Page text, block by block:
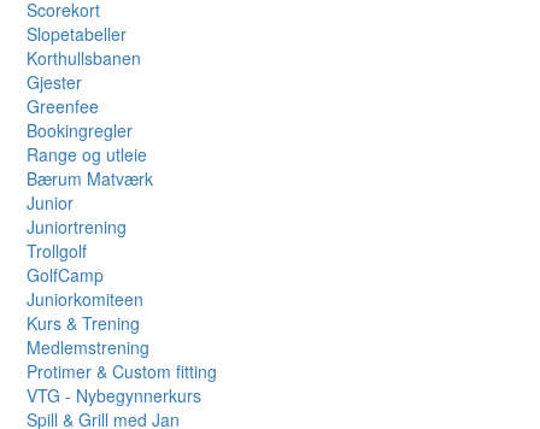
Scorekort
Slopetabeller
Korthullsbanen
Gjester
Greenfee
Bookingregler
Range og utleie
Bærum Matværk
Junior
Juniortrening
Trollgolf
GolfCamp
Juniorkomiteen
Kurs & Trening
Medlemstrening
Protimer & Custom fitting
VTG - Nybegynnerkurs
Spill & Grill med Jan